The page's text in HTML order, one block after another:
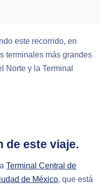
este recorrido, en
terminales más grandes
Norte y la Terminal
de este viaje.
Terminal Central de
de México, que está